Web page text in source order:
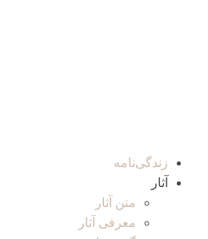
زندگی‌نامه
آثار
متن آثار
معرفی آثار